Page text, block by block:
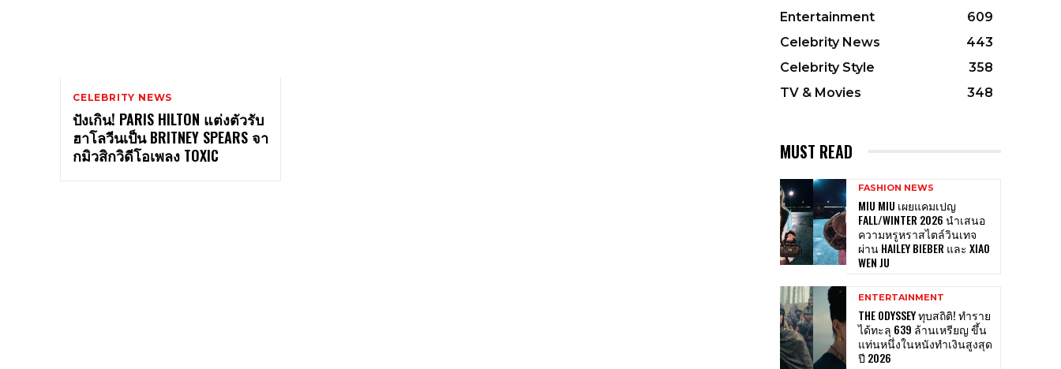
CELEBRITY NEWS
ปังเกิน! PARIS HILTON แต่งตัวรับ
ฮาโลวีนเป็น BRITNEY SPEARS จา
กมิวสิกวิดีโอเพลง TOXIC
Entertainment
609
Celebrity News
443
Celebrity Style
358
TV & Movies
348
MUST READ
FASHION NEWS
MIU MIU เผยแคมเปญ
FALL/WINTER 2026 นำเสนอ
ความหรูหราสไตล์วินเทจ
ผ่าน HAILEY BIEBER และ XIAO
WEN JU
ENTERTAINMENT
THE ODYSSEY ทุบสถิติ! ทำราย
ได้ทะลุ 639 ล้านเหรียญ ขึ้น
แท่นหนึ่งในหนังทำเงินสูงสุด
ปี 2026